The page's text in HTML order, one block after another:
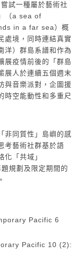
試一種屬於藝術社
（a sea of
in a far sea）概
處境，同時連結真實
洋）群島系譜和作為
展疫情前後的「群島
展人於連續五個週末
與音樂派對，企圖援
時空能動性和多重尺
非同質性」島嶼的感
考藝術社群基於語
「共域」
規劃及限定期間的
Pacific 6
Pacific 10 (2):